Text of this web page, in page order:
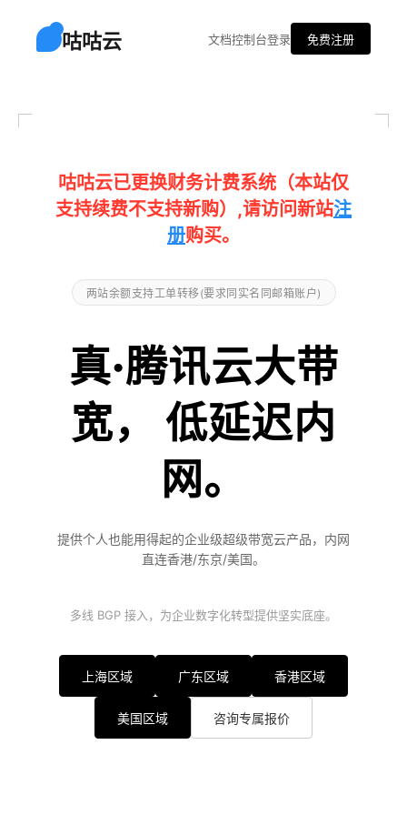
咕咕云 文档控制台登录 免费注册
咕咕云已更换财务计费系统（本站仅
支持续费不支持新购）,请访问新站注
册购买。
两站余额支持工单转移(要求同实名同邮箱账户)
真·腾讯云大带
宽， 低延迟内
网。
提供个人也能用得起的企业级超级带宽云产品，内网
直连香港/东京/美国。
多线 BGP 接入，为企业数字化转型提供坚实底座。
上海区域 广东区域 香港区域
美国区域 咨询专属报价